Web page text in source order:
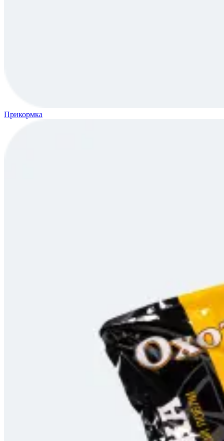
Прикормка